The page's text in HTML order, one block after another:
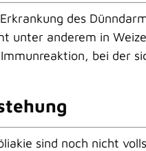
des
unter anderem in
bei der
sind noch nicht